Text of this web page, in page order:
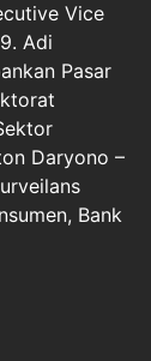
Vice
Adi
Pasar
Daryono –
Bank